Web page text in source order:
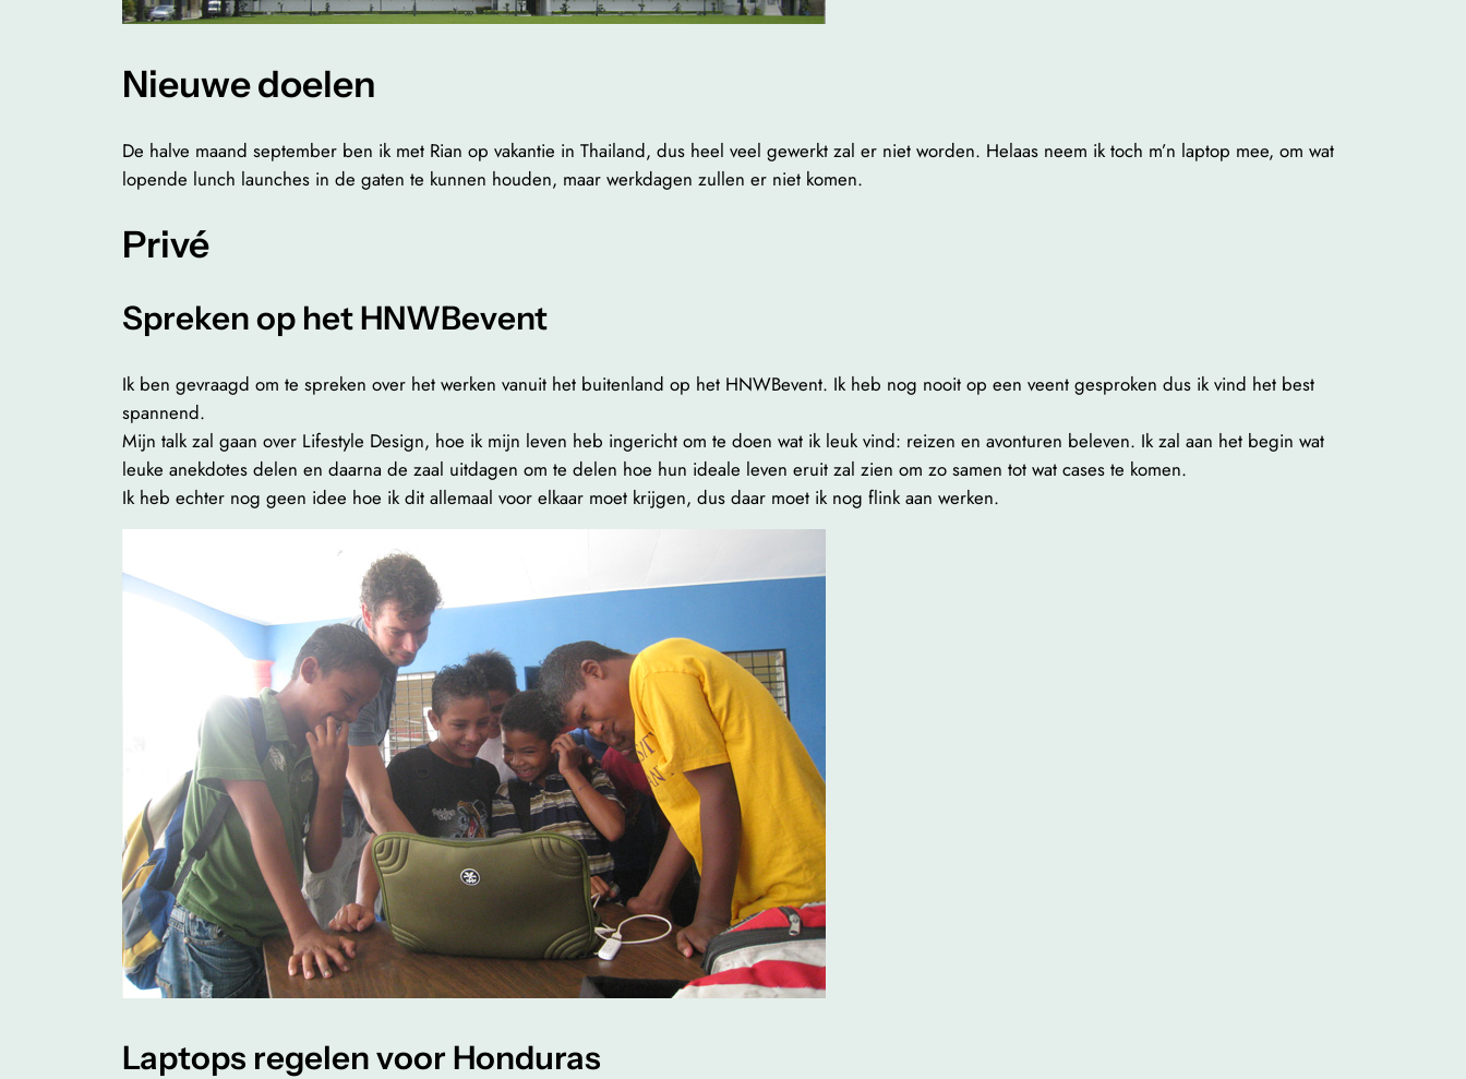
Nieuwe doelen
De halve maand september ben ik met Rian op vakantie in Thailand, dus heel veel gewerkt zal er niet worden. Helaas neem ik toch m’n laptop mee, om wat
lopende lunch launches in de gaten te kunnen houden, maar werkdagen zullen er niet komen.
Privé
Spreken op het HNWBevent
Ik ben gevraagd om te spreken over het werken vanuit het buitenland op het HNWBevent. Ik heb nog nooit op een veent gesproken dus ik vind het best
spannend.
Mijn talk zal gaan over Lifestyle Design, hoe ik mijn leven heb ingericht om te doen wat ik leuk vind: reizen en avonturen beleven. Ik zal aan het begin wat
leuke anekdotes delen en daarna de zaal uitdagen om te delen hoe hun ideale leven eruit zal zien om zo samen tot wat cases te komen.
Ik heb echter nog geen idee hoe ik dit allemaal voor elkaar moet krijgen, dus daar moet ik nog flink aan werken.
Laptops regelen voor Honduras